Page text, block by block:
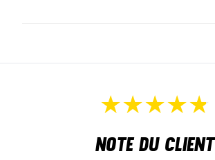
Note du client